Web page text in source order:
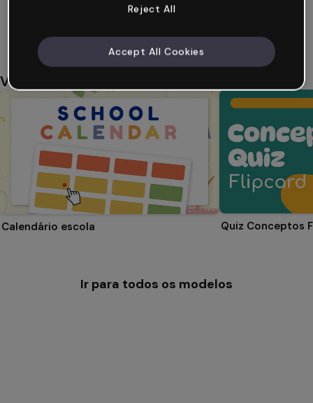
conhecimento
Você também pode gostar
Calendário escola Quiz Conceptos
Ir para todos os modelos
Reject All
Accept All Cookies